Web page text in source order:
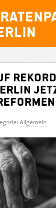
Allgemein